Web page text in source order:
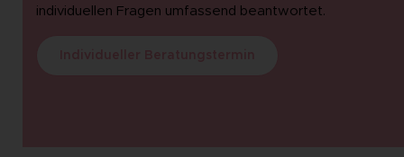
individuellen Fragen umfassend beantwortet.